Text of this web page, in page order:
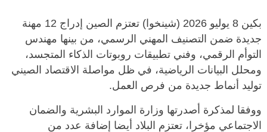
بكين 8 يوليو 2026 (شينخوا) تعتزم الصين إدراج 12 مهنة
جديدة ضمن التصنيف المهني الرسمي، من بينها مهندس
التوأم الرقمي، وفني تطبيقات روبوتات الذكاء المتجسد،
ومحلل البيانات الرياضية، في ظل مواصلة الاقتصاد الصيني
توليد أنماط جديدة من فرص العمل.
ووفقا لمذكرة أصدرتها وزارة الموارد البشرية والضمان
الاجتماعي مؤخرا، تعتزم البلاد أيضا إضافة عدد من